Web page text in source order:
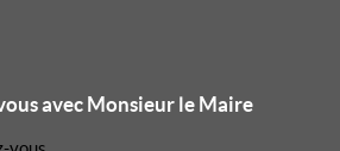
avec Monsieur le Maire